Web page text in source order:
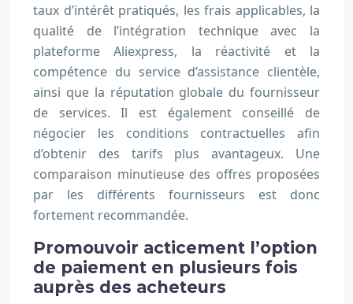
taux d’intérêt pratiqués, les frais applicables, la
qualité de l’intégration technique avec la
plateforme Aliexpress, la réactivité et la
compétence du service d’assistance clientèle,
ainsi que la réputation globale du fournisseur
de services. Il est également conseillé de
négocier les conditions contractuelles afin
d’obtenir des tarifs plus avantageux. Une
comparaison minutieuse des offres proposées
par les différents fournisseurs est donc
fortement recommandée.
Promouvoir acticement l’option
de paiement en plusieurs fois
auprès des acheteurs